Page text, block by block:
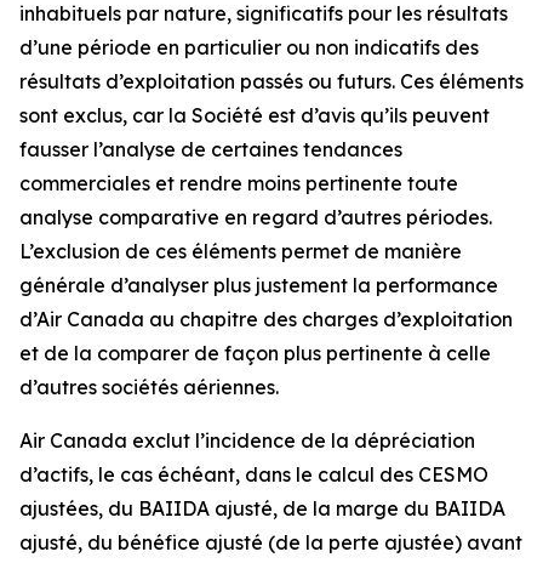
inhabituels par nature, significatifs pour les résultats
d’une période en particulier ou non indicatifs des
résultats d’exploitation passés ou futurs. Ces éléments
sont exclus, car la Société est d’avis qu’ils peuvent
fausser l’analyse de certaines tendances
commerciales et rendre moins pertinente toute
analyse comparative en regard d’autres périodes.
L’exclusion de ces éléments permet de manière
générale d’analyser plus justement la performance
d’Air Canada au chapitre des charges d’exploitation
et de la comparer de façon plus pertinente à celle
d’autres sociétés aériennes.
Air Canada exclut l’incidence de la dépréciation
d’actifs, le cas échéant, dans le calcul des CESMO
ajustées, du BAIIDA ajusté, de la marge du BAIIDA
ajusté, du bénéfice ajusté (de la perte ajustée) avant